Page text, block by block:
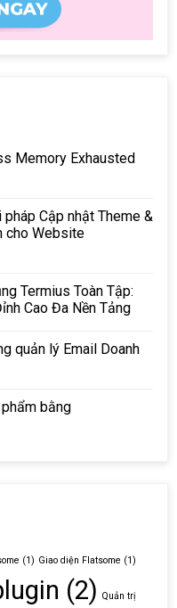
Memory Exhausted
Cập nhật Theme &
cho Website
Termius Toàn Tập:
Cao Đa Nền Tảng
quản lý Email Doanh
bằng
(1) Giao diện Flatsome (1)
(2) Quản trị